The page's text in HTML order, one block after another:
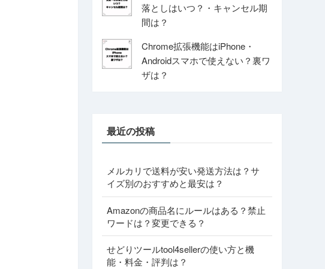
落としはいつ？・キャンセル期
間は？
Chrome拡張機能はiPhone・
Androidスマホで使えない？裏ワ
ザは？
最近の投稿
メルカリで送料が安い発送方法は？サ
イズ別のおすすめと最安は？
Amazonの商品名にルールはある？禁止
ワードは？変更できる？
せどりツールtool4sellerの使い方と機
能・料金・評判は？